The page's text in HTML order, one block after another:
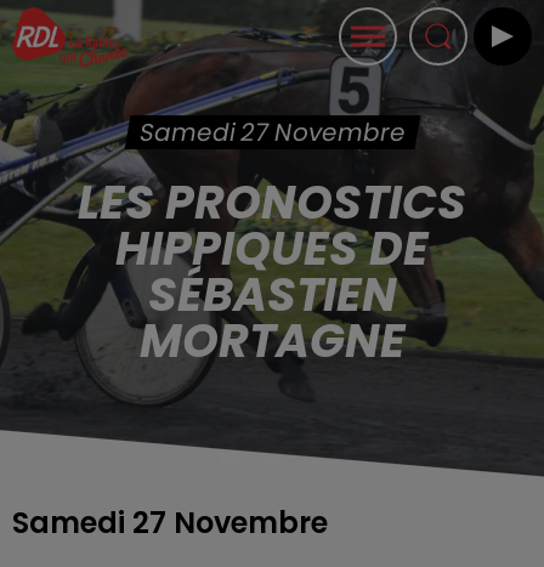
Samedi 27 Novembre
LES PRONOSTICS
HIPPIQUES DE
SÉBASTIEN
MORTAGNE
Samedi 27 Novembre